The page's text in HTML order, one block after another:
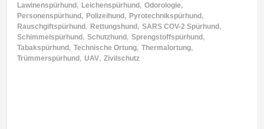
Lawinenspürhund , Leichenspürhund , Odorologie,
Personenspürhund , Polizeihund , Pyrotechnikspürhund ,
Rauschgiftspürhund , Rettungshund , SARS COV-2 Spürhund ,
Schimmelspürhund , Schutzhund , Sprengstoffspürhund ,
Tabakspürhund , Technische Ortung, Thermalortung,
Trümmerspürhund , UAV, Zivilschutz